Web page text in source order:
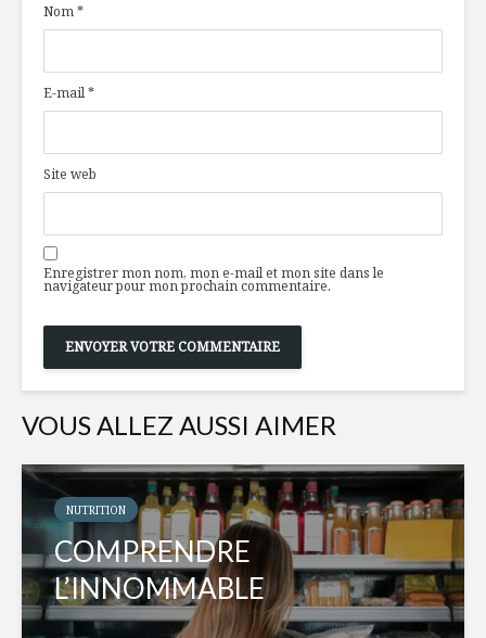
Nom*
E-mail*
Site web
Enregistrer mon nom, mon e-mail et mon site dans le
navigateur pour mon prochain commentaire.
VOUS ALLEZ AUSSI AIMER
NUTRITION
COMPRENDRE
L’INNOMMABLE